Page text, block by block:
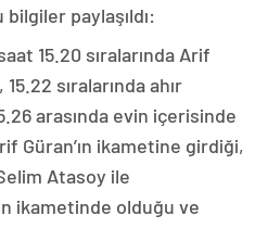
paylaşıldı:
15.20 sıralarında Arif
sıralarında ahır
arasında evin içerisinde
Güran’ın ikametine girdiği,
Atasoy ile
ikametinde olduğu ve